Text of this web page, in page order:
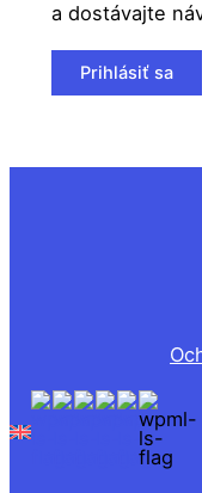
a dostávajte
Prihlásiť sa